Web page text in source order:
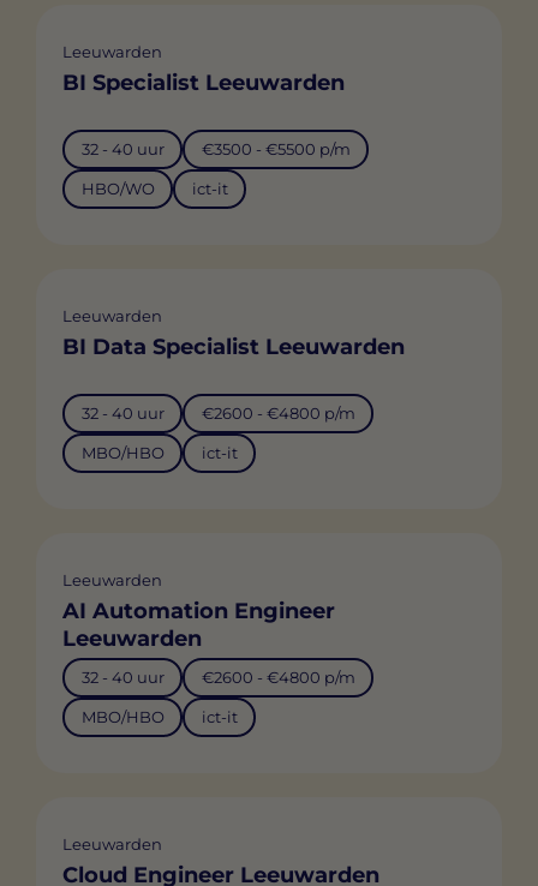
Leeuwarden
BI Specialist Leeuwarden
32 - 40 uur €3500 - €5500 p/m
HBO/WO ict-it
Leeuwarden
BI Data Specialist Leeuwarden
32 - 40 uur €2600 - €4800 p/m
MBO/HBO ict-it
Leeuwarden
AI Automation Engineer
Leeuwarden
32 - 40 uur €2600 - €4800 p/m
MBO/HBO ict-it
Leeuwarden
Cloud Engineer Leeuwarden